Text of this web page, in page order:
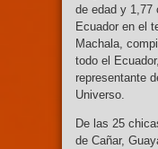
de edad y 1,77
Ecuador en el
Machala,
todo el
representante
Universo.
De las 25
de Cañar,